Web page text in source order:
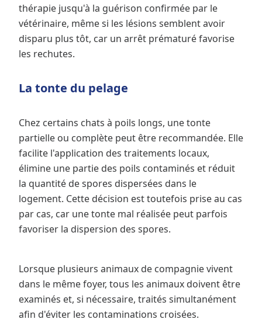
thérapie jusqu'à la guérison confirmée par le
vétérinaire, même si les lésions semblent avoir
disparu plus tôt, car un arrêt prématuré favorise
les rechutes.
La tonte du pelage
Chez certains chats à poils longs, une tonte
partielle ou complète peut être recommandée. Elle
facilite l'application des traitements locaux,
élimine une partie des poils contaminés et réduit
la quantité de spores dispersées dans le
logement. Cette décision est toutefois prise au cas
par cas, car une tonte mal réalisée peut parfois
favoriser la dispersion des spores.
Lorsque plusieurs animaux de compagnie vivent
dans le même foyer, tous les animaux doivent être
examinés et, si nécessaire, traités simultanément
afin d'éviter les contaminations croisées.